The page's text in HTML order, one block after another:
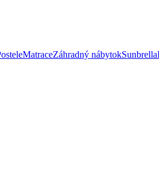
MatraceZáhradný nábytokSunbrella